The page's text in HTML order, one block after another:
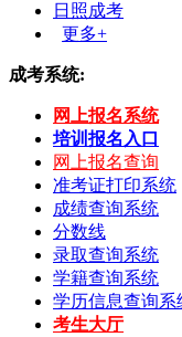
日照成考
更多+
成考系统:
网上报名系统
培训报名入口
网上报名查询
准考证打印系统
成绩查询系统
分数线
录取查询系统
学籍查询系统
学历信息查询系
考生大厅